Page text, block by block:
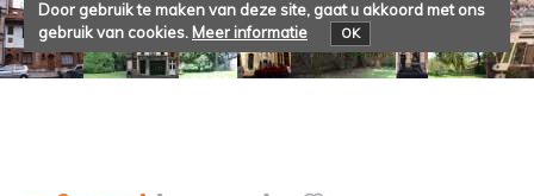
Door gebruik te maken van deze site, gaat u akkoord met ons
gebruik van cookies. Meer informatie OK